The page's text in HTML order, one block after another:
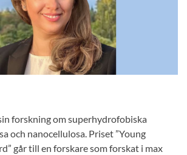
forskning om superhydrofobiska
och nanocellulosa. Priset ”Young
går till en forskare som forskat i max